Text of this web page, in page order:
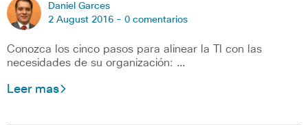
Daniel Garces
2 August 2016 - 0 comentarios
Conozca los cinco pasos para alinear la TI con las
necesidades de su organización: …
Leer mas